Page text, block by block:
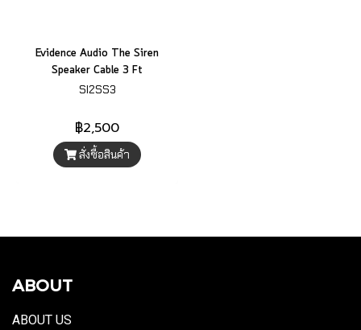
Evidence Audio The Siren
Speaker Cable 3 Ft
SI2SS3
฿2,500
สั่งซื้อสินค้า
ABOUT
ABOUT US